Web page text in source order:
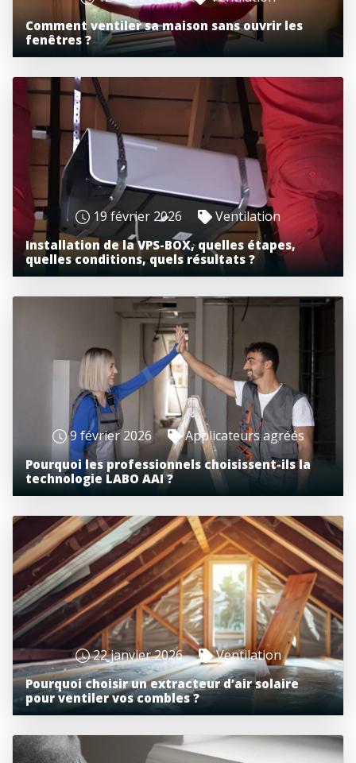
Comment ventiler sa maison sans ouvrir les
fenêtres ?
Installation de la VPS-BOX, quelles étapes,
quelles conditions, quels résultats ?
19 février 2026 Ventilation
Pourquoi les professionnels choisissent-ils la
technologie LABO AAI ?
9 février 2026 Applicateurs agréés
Pourquoi choisir un extracteur d’air solaire
pour ventiler vos combles ?
22 janvier 2026 Ventilation